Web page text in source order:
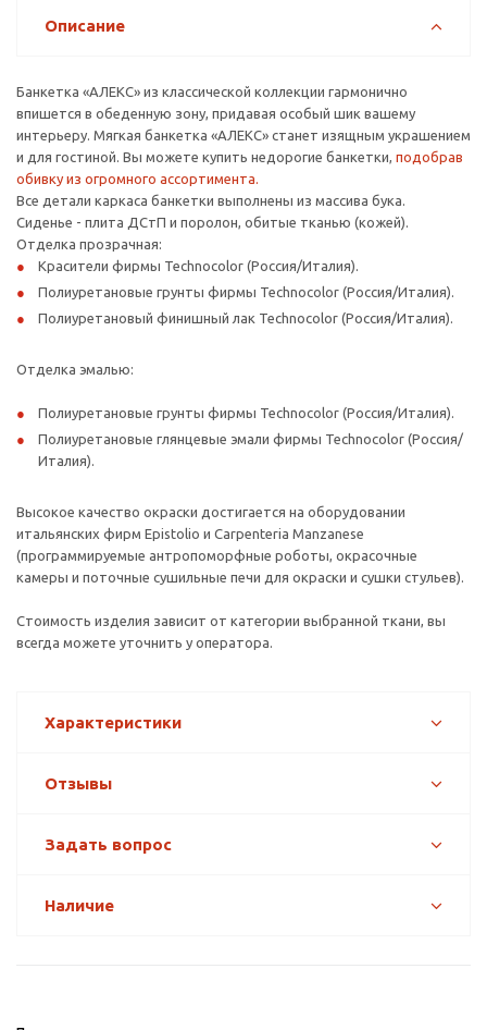
Описание
Банкетка «АЛЕКС» из классической коллекции гармонично
впишется в обеденную зону, придавая особый шик вашему
интерьеру. Мягкая банкетка «АЛЕКС» станет изящным украшением
и для гостиной. Вы можете купить недорогие банкетки, подобрав
обивку из огромного ассортимента.
Все детали каркаса банкетки выполнены из массива бука.
Сиденье - плита ДСтП и поролон, обитые тканью (кожей).
Отделка прозрачная:
Красители фирмы Technocolor (Россия/Италия).
Полиуретановые грунты фирмы Technocolor (Россия/Италия).
Полиуретановый финишный лак Technocolor (Россия/Италия).
Отделка эмалью:
Полиуретановые грунты фирмы Technocolor (Россия/Италия).
Полиуретановые глянцевые эмали фирмы Technocolor (Россия/
Италия).
Высокое качество окраски достигается на оборудовании
итальянских фирм Epistolio и Carpenteria Manzanese
(программируемые антропоморфные роботы, окрасочные
камеры и поточные сушильные печи для окраски и сушки стульев).
Стоимость изделия зависит от категории выбранной ткани, вы
всегда можете уточнить у оператора.
Характеристики
Отзывы
Задать вопрос
Наличие